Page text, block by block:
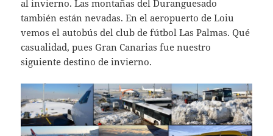
al invierno. Las montañas del Duranguesado
también están nevadas. En el aeropuerto de Loiu
vemos el autobús del club de fútbol Las Palmas. Qué
casualidad, pues Gran Canarias fue nuestro
siguiente destino de invierno.